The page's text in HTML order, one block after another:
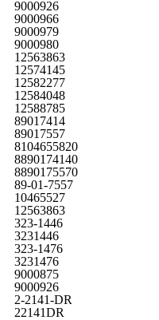
9000926
9000966
9000979
9000980
12563863
12574145
12582277
12584048
12588785
89017414
89017557
8104655820
8890174140
8890175570
89-01-7557
10465527
12563863
323-1446
3231446
323-1476
3231476
9000875
9000926
2-2141-DR
22141DR